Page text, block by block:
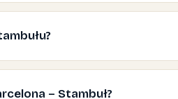
– Stambuł?